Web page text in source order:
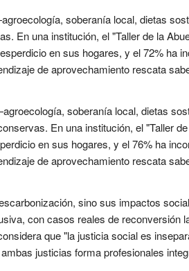
soberanía local, dietas
En una institución, el "Taller de la
en sus hogares, y el 72% ha
de aprovechamiento rescata
soberanía local, dietas
En una institución, el "Taller
en sus hogares, y el 76% ha
de aprovechamiento rescata
sino sus impactos
con casos reales de reconversión
que "la justicia social es
justicias forma profesionales